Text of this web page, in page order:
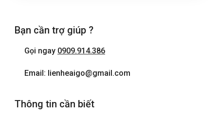
Bạn cần trợ giúp ?
Gọi ngay 0909.914.386
Email: lienheaigo@gmail.com
Thông tin cần biết